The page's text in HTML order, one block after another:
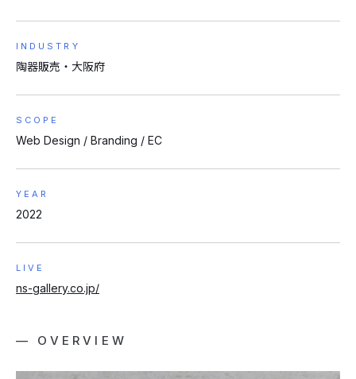
INDUSTRY
陶器販売・大阪府
SCOPE
Web Design / Branding / EC
YEAR
2022
LIVE
ns-gallery.co.jp/
— OVERVIEW